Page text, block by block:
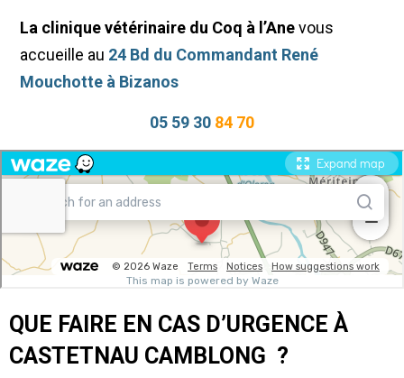
La clinique vétérinaire du Coq à l’Anevous
accueille au 24 Bd du Commandant René
Mouchotte à Bizanos
05 59 30 84 70
QUE FAIRE EN CAS D’URGENCE À
CASTETNAU CAMBLONG ?